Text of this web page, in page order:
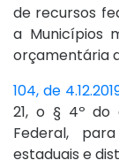
de recursos
a Municípios
orçamentária
104, de
21, o § 4º do
Federal,
estaduais e